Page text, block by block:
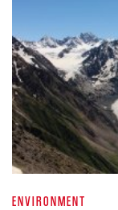
ENVIRONMENT